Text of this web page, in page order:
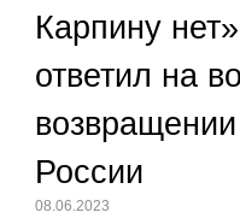
Карпину
ответил на
России
08.06.2023